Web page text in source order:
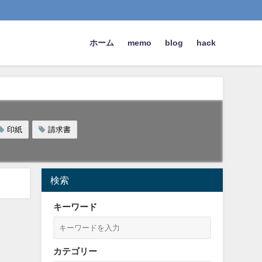
ホーム memo blog hack
印紙 請求書
検索
キーワード
カテゴリー